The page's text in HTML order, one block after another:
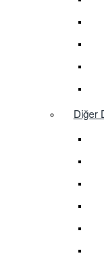
Diğer